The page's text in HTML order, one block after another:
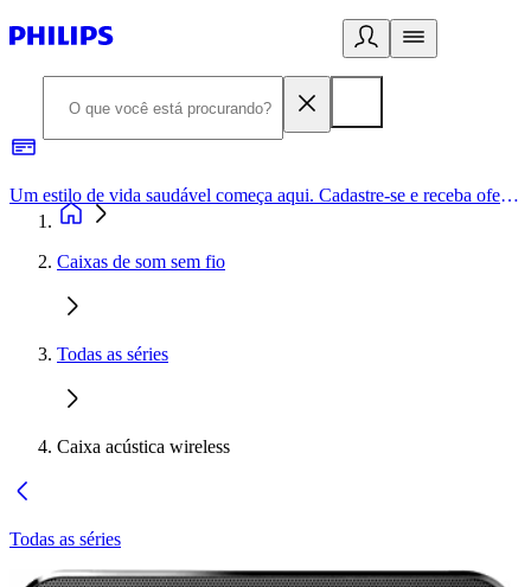
Um estilo de vida saudável começa aqui. Cadastre-se e receba ofertas exclusivas.
Caixas de som sem fio
Todas as séries
Caixa acústica wireless
Todas as séries